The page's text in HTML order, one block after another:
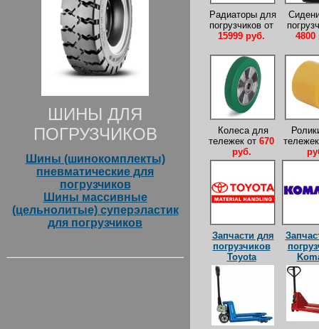
ШИНЫ ДЛЯ
ПОГРУЗЧИКОВ
Шины (шинокомплекты)
пневматические для
погрузчиков
Шины массивные
(цельнолитые) суперэластик
для погрузчиков
Радиаторы для
погрузчиков от
15999 руб.
4800
Колеса для
тележек от 670
руб.
Запчасти для
погрузчиков
Toyota